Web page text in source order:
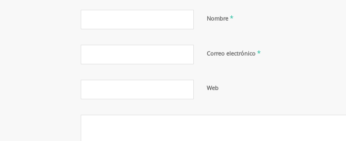
Nombre *
Correo electrónico *
Web